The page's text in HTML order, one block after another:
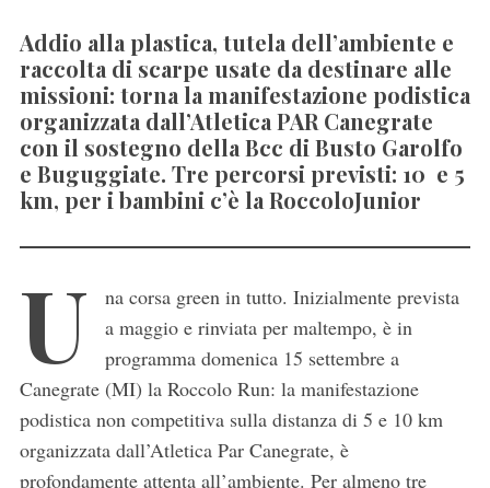
Addio alla plastica, tutela dell’ambiente e
raccolta di scarpe usate da destinare alle
missioni: torna la manifestazione podistica
organizzata dall’Atletica PAR Canegrate
con il sostegno della Bcc di Busto Garolfo
e Buguggiate. Tre percorsi previsti: 10 e 5
km, per i bambini c’è la RoccoloJunior
U
na corsa green in tutto. Inizialmente prevista
a maggio e rinviata per maltempo, è in
programma domenica 15 settembre a
Canegrate (MI) la Roccolo Run: la manifestazione
podistica non competitiva sulla distanza di 5 e 10 km
organizzata dall’Atletica Par Canegrate, è
profondamente attenta all’ambiente. Per almeno tre